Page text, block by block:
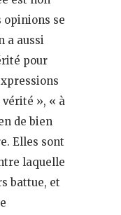
opinions se
a aussi
pour
», « à
de bien
Elles sont
laquelle
battue, et